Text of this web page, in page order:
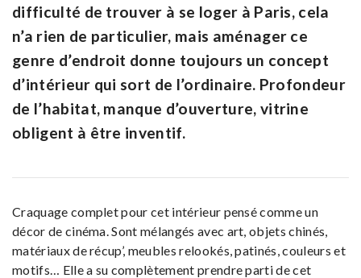
difficulté de trouver à se loger à Paris, cela
n’a rien de particulier, mais aménager ce
genre d’endroit donne toujours un concept
d’intérieur qui sort de l’ordinaire. Profondeur
de l’habitat, manque d’ouverture, vitrine
obligent à être inventif.
Craquage complet pour cet intérieur pensé comme un
décor de cinéma. Sont mélangés avec art, objets chinés,
matériaux de récup’, meubles relookés, patinés, couleurs et
motifs… Elle a su complètement prendre parti de cet